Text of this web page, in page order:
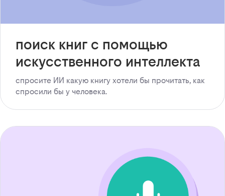
поиск книг с помощью
искусственного интеллекта
спросите ИИ какую книгу хотели бы прочитать, как
спросили бы у человека.